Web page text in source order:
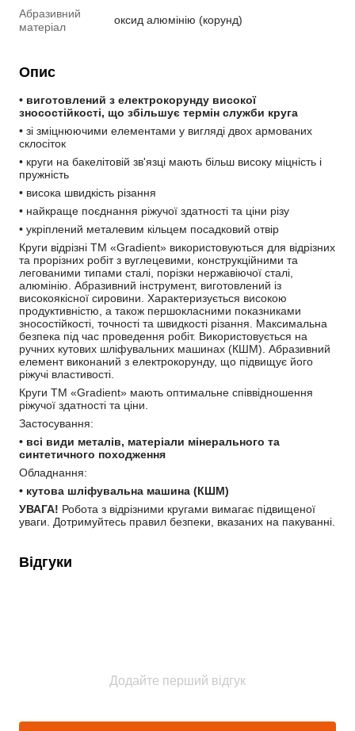
Абразивний
матеріал
оксид алюмінію (корунд)
Опис
• виготовлений з електрокорунду високої
зносостійкості, що збільшує термін служби круга
• зі зміцнюючими елементами у вигляді двох армованих
склосіток
• круги на бакелітовій зв'язці мають більш високу міцність і
пружність
• висока швидкість різання
• найкраще поєднання ріжучої здатності та ціни різу
• укріплений металевим кільцем посадковий отвір
Круги відрізні TM «Gradient» використовуються для відрізних
та прорізних робіт з вуглецевими, конструкційними та
легованими типами сталі, порізки нержавіючої сталі,
алюмінію. Абразивний інструмент, виготовлений із
високоякісної сировини. Характеризується високою
продуктивністю, а також першокласними показниками
зносостійкості, точності та швидкості різання. Максимальна
безпека під час проведення робіт. Використовується на
ручних кутових шліфувальних машинах (КШМ). Абразивний
елемент виконаний з електрокорунду, що підвищує його
ріжучі властивості.
Круги TM «Gradient» мають оптимальне співвідношення
ріжучої здатності та ціни.
Застосування:
• всі види металів, матеріали мінерального та
синтетичного походження
Обладнання:
• кутова шліфувальна машина (КШМ)
УВАГА! Робота з відрізними кругами вимагає підвищеної
уваги. Дотримуйтесь правил безпеки, вказаних на пакуванні.
Відгуки
Додайте перший відгук